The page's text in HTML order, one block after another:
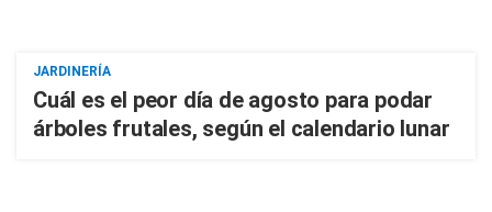
JARDINERÍA
Cuál es el peor día de agosto para podar
árboles frutales, según el calendario lunar